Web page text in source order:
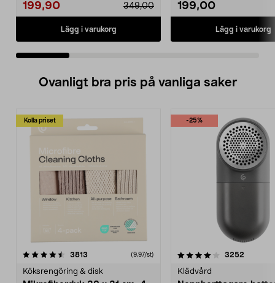
199,90 349,00
Lägg i varukorg
199,00
Lägg i varukorg
Ovanligt bra pris på vanliga saker
Kolla priset
3813 (9,97/st)
Köksrengöring & disk
-25%
4.0av 5 stjärnor 3252
Klädvård
4.5av 5 stjärnor